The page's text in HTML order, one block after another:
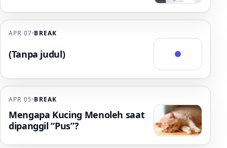
APR 07·BREAK
(Tanpa judul)
APR 05·BREAK
Mengapa Kucing Menoleh saat
dipanggil “Pus”?